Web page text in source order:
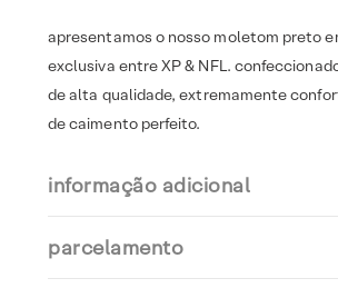
apresentamos o nosso moletom preto
exclusiva entre XP & NFL.
de alta qualidade, extremamente
de caimento perfeito.
informação adicional
parcelamento